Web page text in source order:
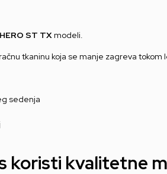
ST TX modeli.
tkaninu koja se manje zagreva tokom
sedenja
koristi kvalitetne